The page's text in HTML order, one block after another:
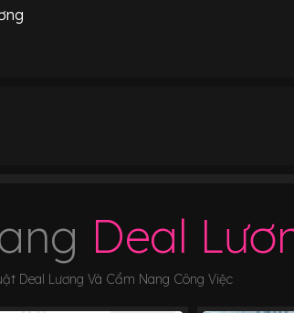
Deal
Deal Lương Và Cẩm Nang Công Việc